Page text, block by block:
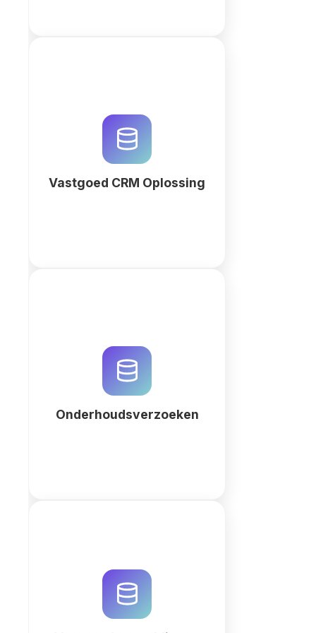
Vastgoed CRM Oplossing
CRM-oplossing van QuintaDB.
Gebruik AI om databases,
huurdersportalen en
Onderhoudsverzoeken
QuintaDB. Genereer een op maat
gemaakt CMMS-systeem met AI
voor efficiënt assetbeheer en
vastgoedvermeldingen efficiënt
met QuintaDB. Gebruik onze AI
workspace builder voor een op
maat gemaakt CRM, interactieve